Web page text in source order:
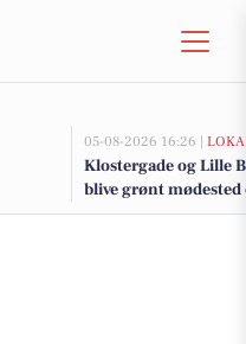
05-08-2026 16:26 |
Klostergade og Lille
blive grønt
renovering og